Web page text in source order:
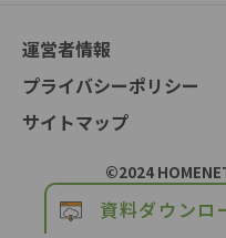
運営者情報
プライバシーポリシー
サイトマップ
©2024
資料ダウンロ